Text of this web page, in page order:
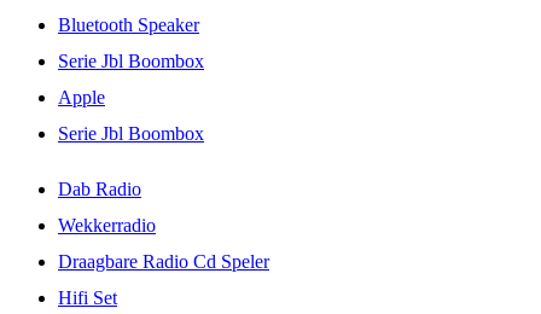
Bluetooth Speaker
Serie Jbl Boombox
Apple
Serie Jbl Boombox
Dab Radio
Wekkerradio
Draagbare Radio Cd Speler
Hifi Set